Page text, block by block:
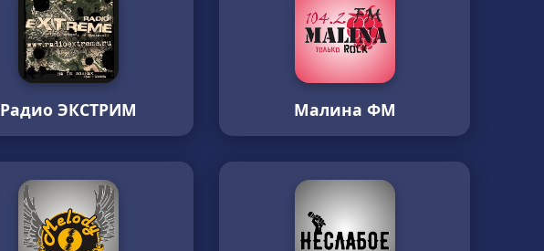
Радио ЭКСТРИМ Малина ФМ